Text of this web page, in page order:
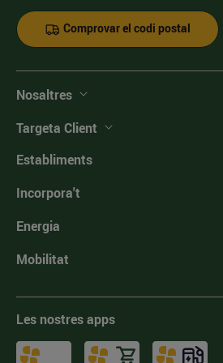
Comprovar el codi postal
Nosaltres
Targeta Client
Establiments
Incorpora't
Energia
Mobilitat
Les nostres apps